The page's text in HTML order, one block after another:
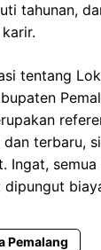
tahunan,
tentang
terbaru,
Ingat,
Pemalang